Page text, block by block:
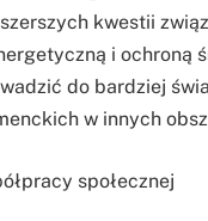
kwestii
i ochroną
do bardziej
w innych
społecznej